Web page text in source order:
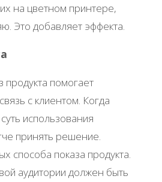
на цветном принтере,
Это добавляет эффекта.
продукта помогает
с клиентом. Когда
использования
принять решение.
способа показа продукта.
аудитории должен быть